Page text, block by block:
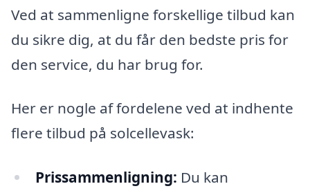
Ved at sammenligne forskellige tilbud kan
du sikre dig, at du får den bedste pris for
den service, du har brug for.
Her er nogle af fordelene ved at indhente
flere tilbud på solcellevask:
Prissammenligning: Du kan